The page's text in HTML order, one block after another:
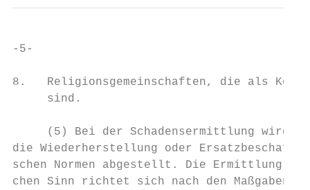
-5-
8.   Religionsgemeinschaften, die als
     sind.
(5) Bei der Schadensermittlung wird
die Wiederherstellung oder
schen Normen abgestellt. Die Ermittlung
chen Sinn richtet sich nach den Maßgaben